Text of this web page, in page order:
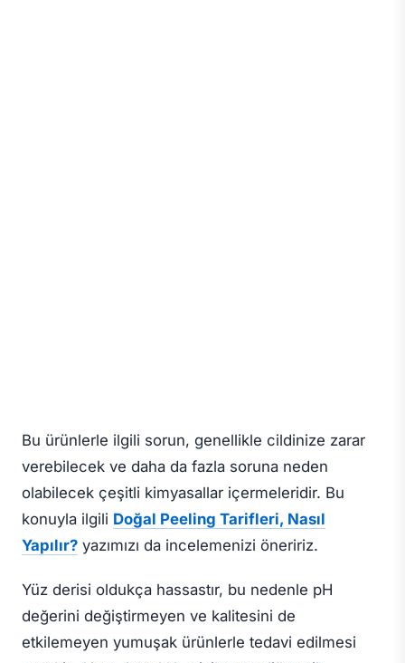
Bu ürünlerle ilgili sorun, genellikle cildinize zarar
verebilecek ve daha da fazla soruna neden
olabilecek çeşitli kimyasallar içermeleridir. Bu
konuyla ilgili Doğal Peeling Tarifleri, Nasıl
Yapılır? yazımızı da incelemenizi öneririz.
Yüz derisi oldukça hassastır, bu nedenle pH
değerini değiştirmeyen ve kalitesini de
etkilemeyen yumuşak ürünlerle tedavi edilmesi